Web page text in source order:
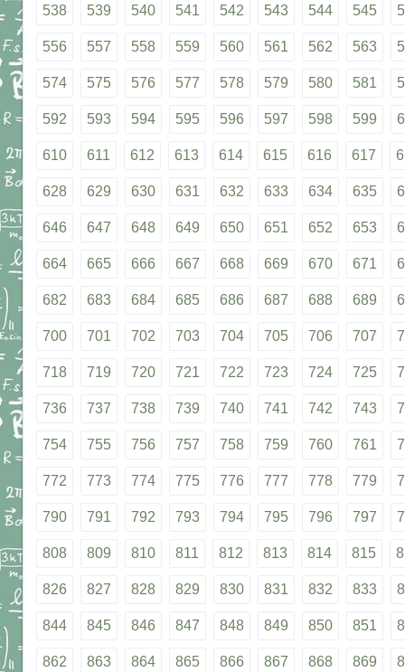
538 539 540 541 542 543 544 545
556 557 558 559 560 561 562 563
574 575 576 577 578 579 580 581
592 593 594 595 596 597 598 599
610 611 612 613 614 615 616 617
628 629 630 631 632 633 634 635
646 647 648 649 650 651 652 653
664 665 666 667 668 669 670 671
682 683 684 685 686 687 688 689
700 701 702 703 704 705 706 707
718 719 720 721 722 723 724 725
736 737 738 739 740 741 742 743
754 755 756 757 758 759 760 761
772 773 774 775 776 777 778 779
790 791 792 793 794 795 796 797
808 809 810 811 812 813 814 815
826 827 828 829 830 831 832 833
844 845 846 847 848 849 850 851
862 863 864 865 866 867 868 869